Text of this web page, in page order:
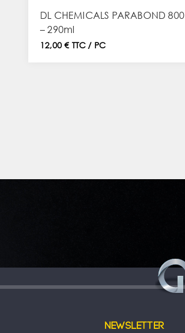
DL CHEMICALS PARABOND 800
– 290ml
12,00 € TTC / PC
Newsletter